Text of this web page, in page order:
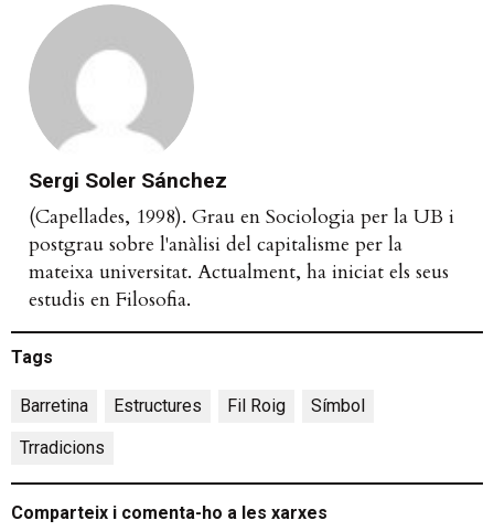
Sergi Soler Sánchez
(Capellades, 1998). Grau en Sociologia per la UB i
postgrau sobre l'anàlisi del capitalisme per la
mateixa universitat. Actualment, ha iniciat els seus
estudis en Filosofia.
Tags
Barretina Estructures Fil Roig Símbol
Trradicions
Comparteix i comenta-ho a les xarxes